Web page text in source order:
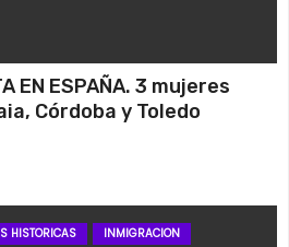
EN ESPAÑA. 3 mujeres
Córdoba y Toledo
HISTORICAS
INMIGRACION